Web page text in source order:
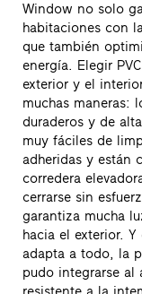
Window no solo
habitaciones con
que también
energía. Elegir
exterior y el
muchas maneras:
duraderos y de
muy fáciles de
adheridas y están
corredera
cerrarse sin
garantiza mucha
hacia el exterior.
adapta a todo, la
pudo integrarse